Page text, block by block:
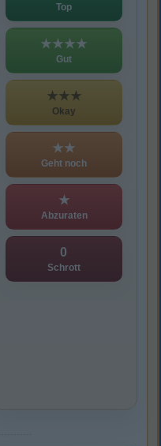
Top
★★★★
Gut
★★★
Okay
★★
Geht noch
★
Abzuraten
0
Schrott